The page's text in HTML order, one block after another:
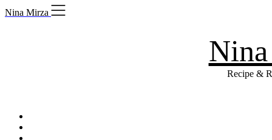
Skip
to
Nina Mirza
Recipe &